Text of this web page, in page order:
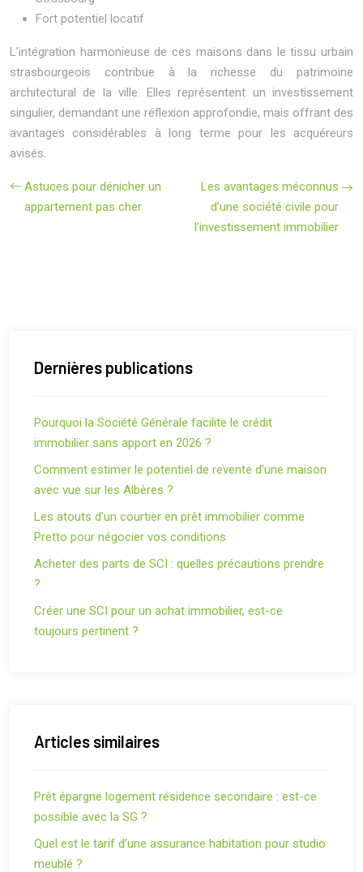
Fort potentiel locatif
L’intégration harmonieuse de ces maisons dans le tissu urbain
strasbourgeois contribue à la richesse du patrimoine
architectural de la ville. Elles représentent un investissement
singulier, demandant une réflexion approfondie, mais offrant des
avantages considérables à long terme pour les acquéreurs
avisés.
Astuces pour dénicher un
appartement pas cher
Les avantages méconnus
d’une société civile pour
l’investissement immobilier
Dernières publications
Pourquoi la Société Générale facilite le crédit
immobilier sans apport en 2026 ?
Comment estimer le potentiel de revente d’une maison
avec vue sur les Albères ?
Les atouts d’un courtier en prêt immobilier comme
Pretto pour négocier vos conditions
Acheter des parts de SCI : quelles précautions prendre
?
Créer une SCI pour un achat immobilier, est-ce
toujours pertinent ?
Articles similaires
Prêt épargne logement résidence secondaire : est-ce
possible avec la SG ?
Quel est le tarif d’une assurance habitation pour studio
meublé ?